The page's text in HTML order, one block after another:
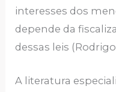
interesses dos
depende da
dessas leis
A literatura